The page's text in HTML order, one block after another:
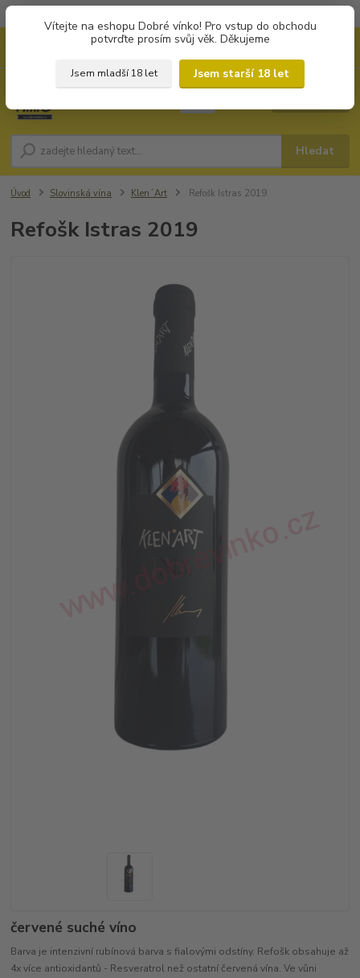
Vítejte na eshopu Dobré vínko! Pro vstup do obchodu
potvrďte prosím svůj věk. Děkujeme
Jsem mladší 18 let
Jsem starší 18 let
Hledat
Úvod Slovinská vína Klen´Art Refošk Istras 2019
Refošk Istras 2019
červené suché víno
Barva je intenzivní rubínová barva s fialovými odstíny. Refošk obsahuje až
4x více antioxidantů - Resveratrol než ostatní červená vína. Ve vůni